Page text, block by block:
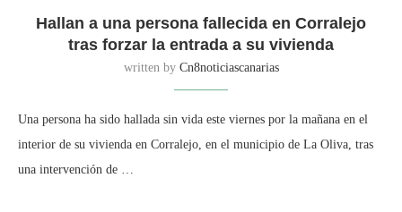
Hallan a una persona fallecida en Corralejo
tras forzar la entrada a su vivienda
written by Cn8noticiascanarias
Una persona ha sido hallada sin vida este viernes por la mañana en el
interior de su vivienda en Corralejo, en el municipio de La Oliva, tras
una intervención de …